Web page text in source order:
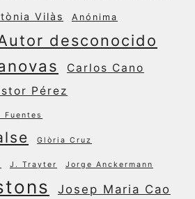
Vilàs Anónima
desconocido
Carlos Cano
Pérez
Fuentes
Glòria Cruz
J. Trayter Jorge Anckermann
Josep Maria Cao